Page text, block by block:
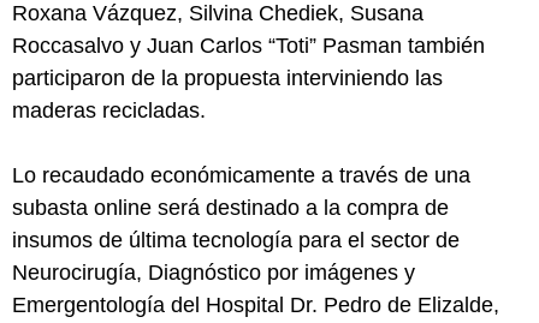
Roxana Vázquez, Silvina Chediek, Susana
Roccasalvo y Juan Carlos “Toti” Pasman también
participaron de la propuesta interviniendo las
maderas recicladas.
Lo recaudado económicamente a través de una
subasta online será destinado a la compra de
insumos de última tecnología para el sector de
Neurocirugía, Diagnóstico por imágenes y
Emergentología del Hospital Dr. Pedro de Elizalde,